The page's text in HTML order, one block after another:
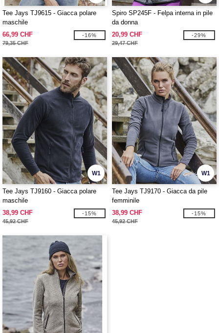
Tee Jays TJ9615 - Giacca polare
maschile
66,99 CHF
79,35 CHF
-16%
Spiro SP245F - Felpa interna in pile
da donna
20,99 CHF
29,47 CHF
-29%
W1
Tee Jays TJ9160 - Giacca polare
maschile
38,99 CHF
45,92 CHF
-15%
W1
Tee Jays TJ9170 - Giacca da pile
femminile
38,99 CHF
45,92 CHF
-15%